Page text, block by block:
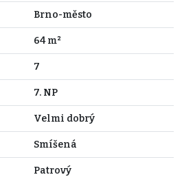
Brno-město
64 m²
7
7. NP
Velmi dobrý
Smíšená
Patrový